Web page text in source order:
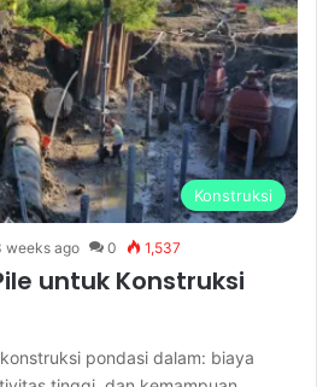
Konstruksi
weeks ago 0 1,537
untuk Konstruksi
pondasi dalam: biaya